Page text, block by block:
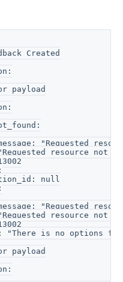
Created
payload
"Requested
resource not
null
"Requested
resource not
"There is no options
payload